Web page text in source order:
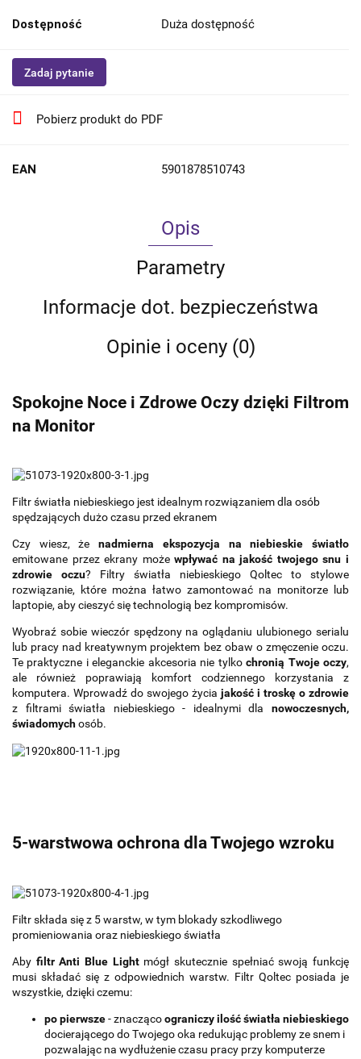
Dostępność Duża dostępność
Zadaj pytanie
Pobierz produkt do PDF
EAN 5901878510743
Opis
Parametry
Informacje dot. bezpieczeństwa
Opinie i oceny (0)
Spokojne Noce i Zdrowe Oczy dzięki Filtrom
na Monitor
Filtr światła niebieskiego jest idealnym rozwiązaniem dla osób
spędzających dużo czasu przed ekranem
Czy wiesz, żenadmierna ekspozycja na niebieskie światło
emitowane przez ekrany możewpływać na jakość twojego snu i
zdrowie oczu? Filtry światła niebieskiego Qoltec to stylowe
rozwiązanie, które można łatwo zamontować na monitorze lub
laptopie, aby cieszyć się technologią bez kompromisów.
Wyobraź sobie wieczór spędzony na oglądaniu ulubionego serialu
lub pracy nad kreatywnym projektem bez obaw o zmęczenie oczu.
Te praktyczne i eleganckie akcesoria nie tylkochronią Twoje oczy,
ale również poprawiają komfort codziennego korzystania z
komputera. Wprowadź do swojego życia jakość i troskę o zdrowie
z filtrami światła niebieskiego - idealnymi dla nowoczesnych,
świadomychosób.
5-warstwowa ochrona dla Twojego wzroku
Filtr składa się z 5 warstw, w tym blokady szkodliwego
promieniowania oraz niebieskiego światła
Aby filtr Anti Blue Lightmógł skutecznie spełniać swoją funkcję
musi składać się z odpowiednich warstw. Filtr Qoltec posiada je
wszystkie, dzięki czemu:
po pierwsze- znaczącoograniczy ilość światła niebieskiego
docierającego do Twojego oka redukując problemy ze snem i
pozwalając na wydłużenie czasu pracy przy komputerze